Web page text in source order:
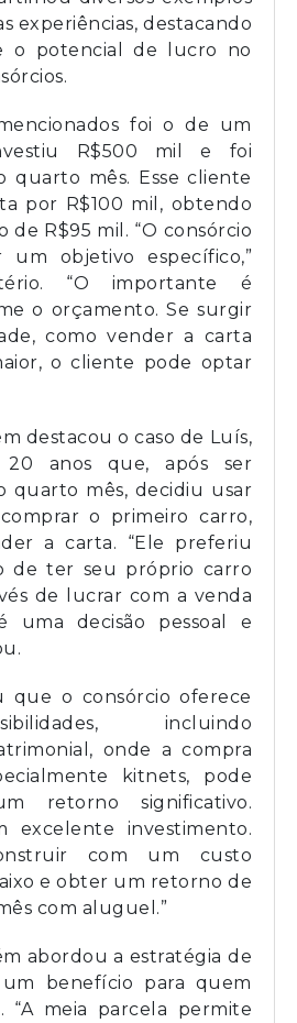
experiências, destacando
o potencial de lucro no
foi o de um
R$500 mil e foi
quarto mês. Esse cliente
por R$100 mil, obtendo
R$95 mil. “O consórcio
um objetivo específico,”
“O importante é
o orçamento. Se surgir
como vender a carta
o cliente pode optar
destacou o caso de Luís,
anos que, após ser
quarto mês, decidiu usar
o primeiro carro,
a carta. “Ele preferiu
de ter seu próprio carro
de lucrar com a venda
uma decisão pessoal e
que o consórcio oferece
incluindo
onde a compra
kitnets, pode
retorno significativo.
excelente investimento.
com um custo
e obter um retorno de
com aluguel.”
abordou a estratégia de
um benefício para quem
“A meia parcela permite